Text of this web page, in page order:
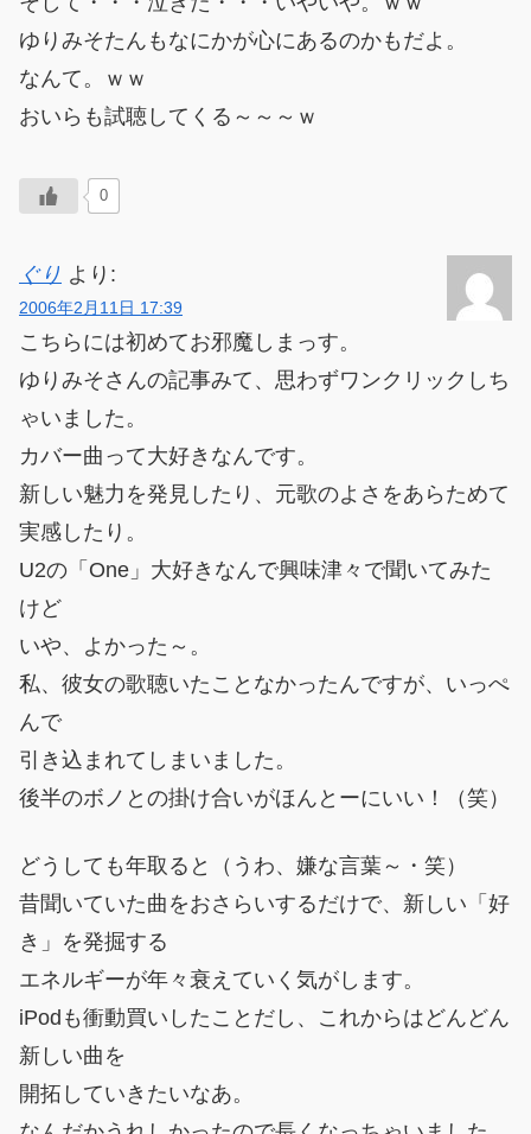
ゆりみそたんもなにかが心にあるのかもだよ。
なんて。ｗｗ
おいらも試聴してくる～～～ｗ
0
ぐり より:
2006年2月11日 17:39
こちらには初めてお邪魔しまっす。
ゆりみそさんの記事みて、思わずワンクリックしち
ゃいました。
カバー曲って大好きなんです。
新しい魅力を発見したり、元歌のよさをあらためて
実感したり。
U2の「One」大好きなんで興味津々で聞いてみた
けど
いや、よかった～。
私、彼女の歌聴いたことなかったんですが、いっぺ
んで
引き込まれてしまいました。
後半のボノとの掛け合いがほんとーにいい！（笑）
どうしても年取ると（うわ、嫌な言葉～・笑）
昔聞いていた曲をおさらいするだけで、新しい「好
き」を発掘する
エネルギーが年々衰えていく気がします。
iPodも衝動買いしたことだし、これからはどんどん
新しい曲を
開拓していきたいなあ。